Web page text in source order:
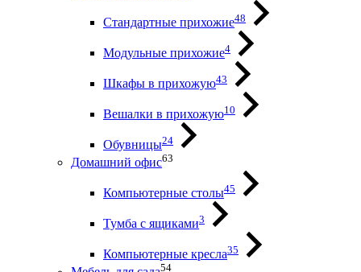
Стандартные прихожие48
Модульные прихожие4
Шкафы в прихожую43
Вешалки в прихожую10
Обувницы24
Домашний офис63
Компьютерные столы45
Тумба с ящиками3
Компьютерные кресла35
54